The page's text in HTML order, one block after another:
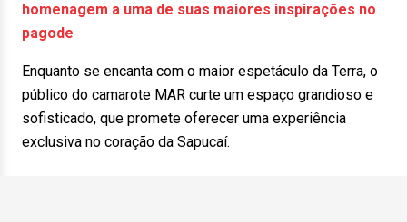
homenagem a uma de suas maiores inspirações no
pagode
Enquanto se encanta com o maior espetáculo da Terra, o
público do camarote MAR curte um espaço grandioso e
sofisticado, que promete oferecer uma experiência
exclusiva no coração da Sapucaí.